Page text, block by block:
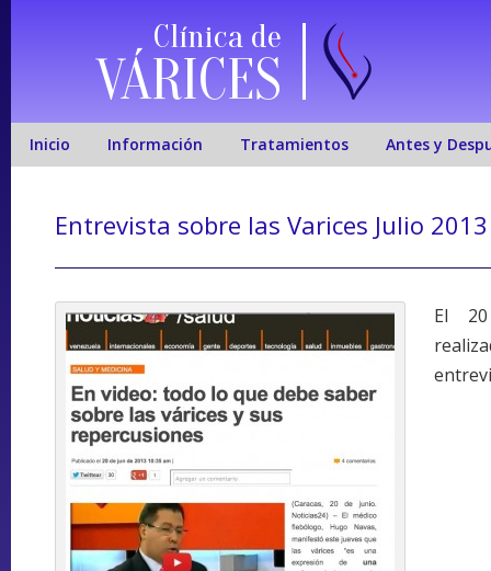
Clínica de
VÁRICES
Inicio Información Tratamientos Antes y
Entrevista sobre las Varices Julio 2013
El